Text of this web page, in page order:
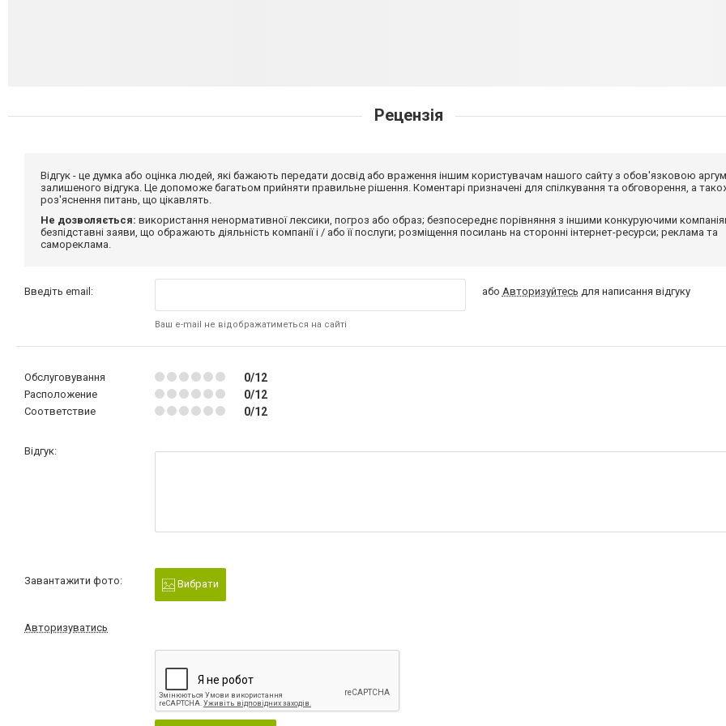
Рецензія
Відгук - це думка або оцінка людей, які бажають передати досвід або враження іншим користувачам нашого сайту з обов'язковою
залишеного відгука. Це допоможе багатьом прийняти правильне рішення. Коментарі призначені для спілкування та обговорення, а
роз'яснення питань, що цікавлять.
Не дозволяється: використання ненормативної лексики, погроз або образ; безпосереднє порівняння з іншими конкуруючими
безпідставні заяви, що ображають діяльність компанії і / або її послуги; розміщення посилань на сторонні інтернет-ресурси; реклама та
самореклама.
Введіть email:
Ваш e-mail не відображатиметься на сайті
або Авторизуйтесь для написання відгуку
Обслуговування 0/12
Расположение 0/12
Соответствие 0/12
Відгук:
Завантажити фото: Вибрати
Авторизуватись